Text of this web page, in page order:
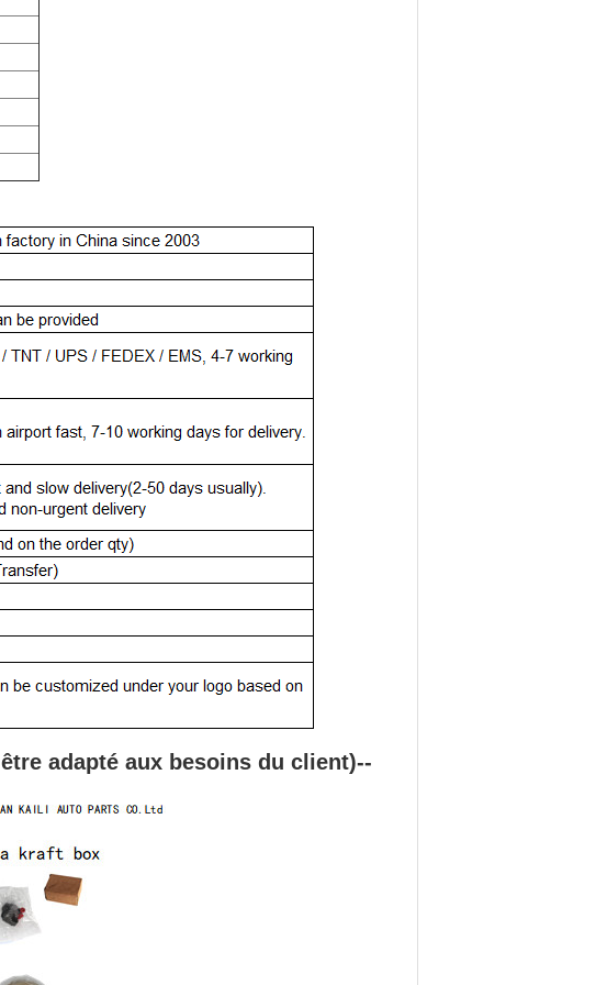
être adapté aux besoins du client)--